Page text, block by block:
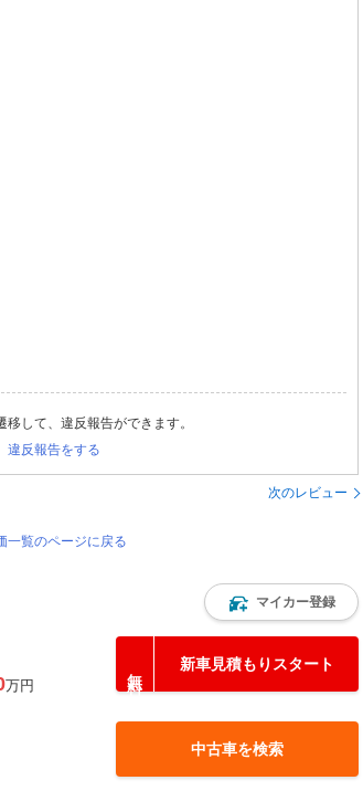
して、違反報告ができます。
違反報告をする
次のレビュー
一覧のページに戻る
マイカー登録
万円
新車見積もりスタート
中古車を検索